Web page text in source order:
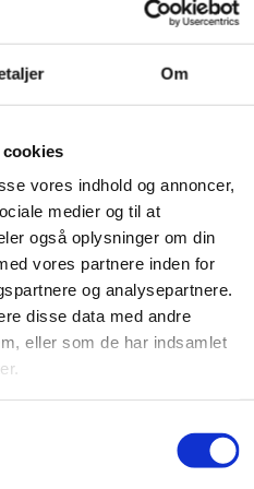
Om
vores indhold og annoncer,
medier og til at
også oplysninger om din
vores partnere inden for
og analysepartnere.
disse data med andre
eller som de har indsamlet